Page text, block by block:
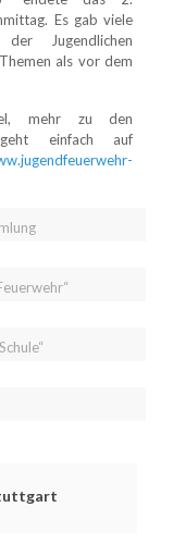
Es gab viele
Jugendlichen
als vor dem
mehr zu den
geht einfach auf